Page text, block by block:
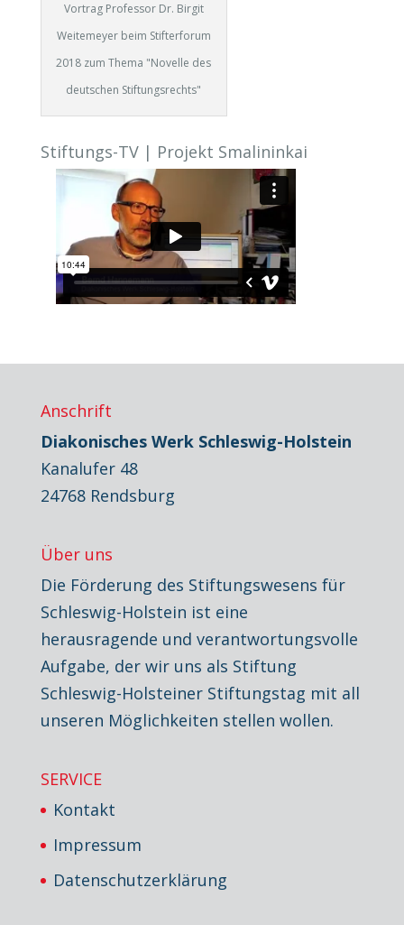
Vortrag Professor Dr. Birgit
Weitemeyer beim Stifterforum
2018 zum Thema "Novelle des
deutschen Stiftungsrechts"
Stiftungs-TV | Projekt Smalininkai
Anschrift
Diakonisches Werk Schleswig-Holstein
Kanalufer 48
24768 Rendsburg
Über uns
Die Förderung des Stiftungswesens für
Schleswig-Holstein ist eine
herausragende und verantwortungsvolle
Aufgabe, der wir uns als Stiftung
Schleswig-Holsteiner Stiftungstag mit all
unseren Möglichkeiten stellen wollen.
SERVICE
Kontakt
Impressum
Datenschutzerklärung